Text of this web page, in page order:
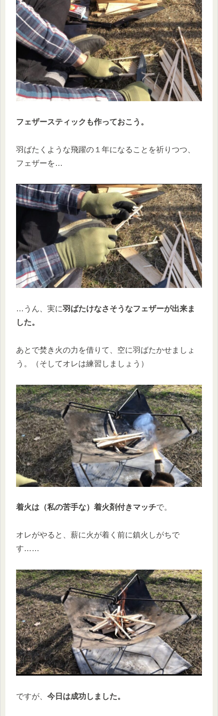
フェザースティックも作っておこう。
羽ばたくような飛躍の１年になることを祈りつつ、
フェザーを…
…うん、実に羽ばたけなさそうなフェザーが出来ま
した。
あとで焚き火の力を借りて、空に羽ばたかせましょ
う。（そしてオレは練習しましょう）
着火は（私の苦手な）着火剤付きマッチで。
オレがやると、薪に火が着く前に鎮火しがちで
す……
ですが、 今日は成功しました。